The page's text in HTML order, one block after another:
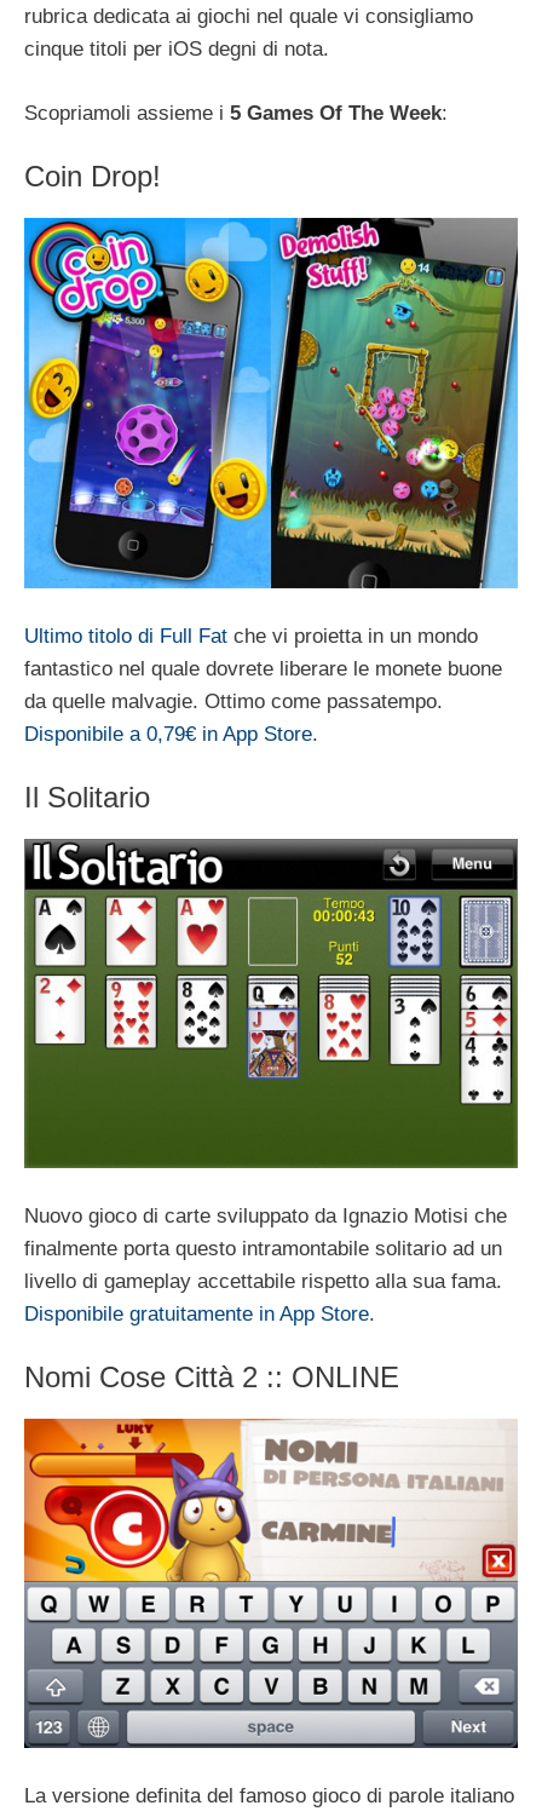
rubrica dedicata ai giochi nel quale vi consigliamo
cinque titoli per iOS degni di nota.
Scopriamoli assieme i 5 Games Of The Week:
Coin Drop!
Ultimo titolo di Full Fat che vi proietta in un mondo
fantastico nel quale dovrete liberare le monete buone
da quelle malvagie. Ottimo come passatempo.
Disponibile a 0,79€ in App Store.
Il Solitario
Nuovo gioco di carte sviluppato da Ignazio Motisi che
finalmente porta questo intramontabile solitario ad un
livello di gameplay accettabile rispetto alla sua fama.
Disponibile gratuitamente in App Store.
Nomi Cose Città 2 :: ONLINE
La versione definita del famoso gioco di parole italiano